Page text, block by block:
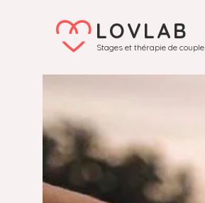
LOVLAB
Stages et thérapie de couple